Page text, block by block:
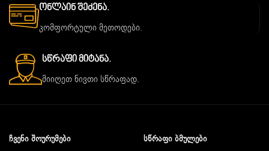
Ონლაინ Შეძენა.
კომფორტული მეთოდები.
Სწრაფი Მიტანა.
მიიღეთ ნივთი სწრაფად.
ᲩᲕᲔᲜᲘ ᲨᲝᲣᲠᲣᲛᲔᲑᲘ
ᲡᲬᲠᲐᲤᲘ ᲑᲛᲣᲚᲔᲑᲘ